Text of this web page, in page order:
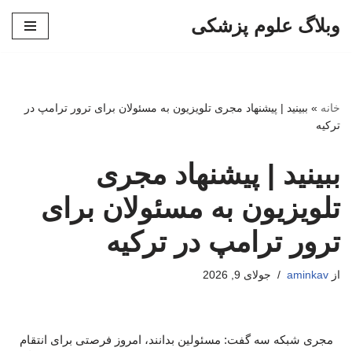
وبلاگ علوم پزشکی
خانه » ببینید | پیشنهاد مجری تلویزیون به مسئولان برای ترور ترامپ در
ترکیه
ببینید | پیشنهاد مجری
تلویزیون به مسئولان برای
ترور ترامپ در ترکیه
از aminkav جولای 9, 2026
مجری شبکه سه گفت: مسئولین بدانند، امروز فرصتی برای انتقام